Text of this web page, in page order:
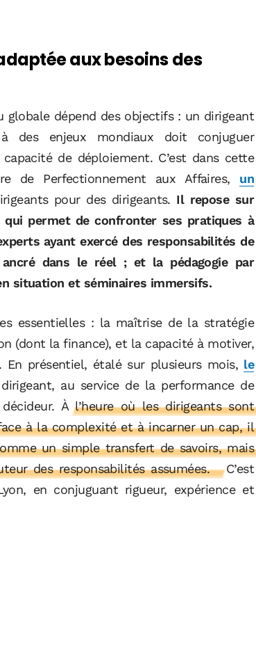
aux besoins des
dépend des objectifs : un dirigeant
des enjeux mondiaux doit conjuguer
de déploiement. C’est dans cette
de Perfectionnement aux Affaires, un
pour des dirigeants. Il repose sur
permet de confronter ses pratiques à
ayant exercé des responsabilités de
ancré dans le réel ; et la pédagogie par
situation et séminaires immersifs.
essentielles : la maîtrise de la stratégie
(dont la finance), et la capacité à motiver,
En présentiel, étalé sur plusieurs mois, le
au service de la performance de
À l’heure où les dirigeants sont
à la complexité et à incarner un cap, il
un simple transfert de savoirs, mais
des responsabilités assumées.
C’est
en conjuguant rigueur, expérience et